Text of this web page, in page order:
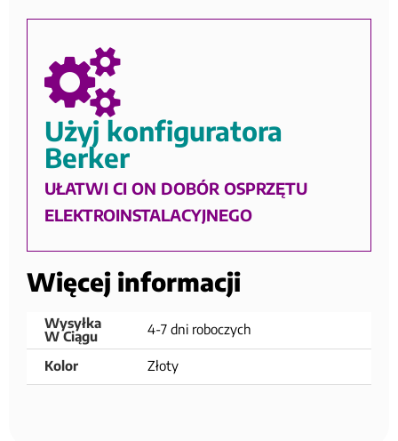
Użyj konfiguratora
Berker
UŁATWI CI ON DOBÓR OSPRZĘTU
ELEKTROINSTALACYJNEGO
Więcej informacji
Wysyłka
W Ciągu
4-7 dni roboczych
Kolor Złoty